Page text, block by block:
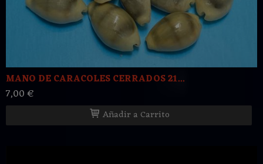
MANO DE CARACOLES CERRADOS 21...
7,00 €
Añadir a Carrito